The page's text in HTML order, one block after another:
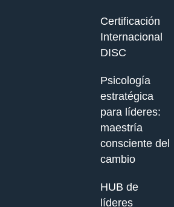
Certificación
Internacional
DISC
Psicología
estratégica
para líderes:
maestría
consciente del
cambio
HUB de
líderes